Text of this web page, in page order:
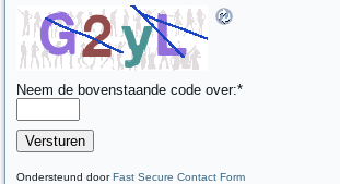
Neem de bovenstaande code over:*
Ondersteund doorFast Secure Contact Form